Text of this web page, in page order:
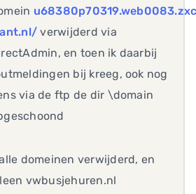
verwijderd via
en toen ik daarbij
bij kreeg, ook nog
via de ftp de dir \domain
domeinen verwijderd, en
vwbusjehuren.nl